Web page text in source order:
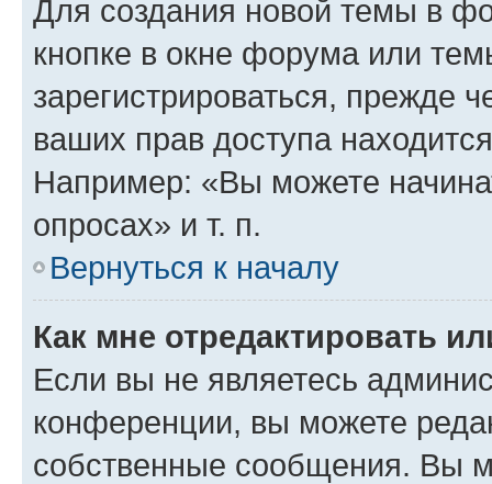
Для создания новой темы в
кнопке в окне форума или
зарегистрироваться, прежде
ваших прав доступа
Например: «Вы можете
опросах» и т. п.
Вернуться к началу
Как мне отредактировать
Если вы не являетесь
конференции, вы можете
собственные сообщения. Вы